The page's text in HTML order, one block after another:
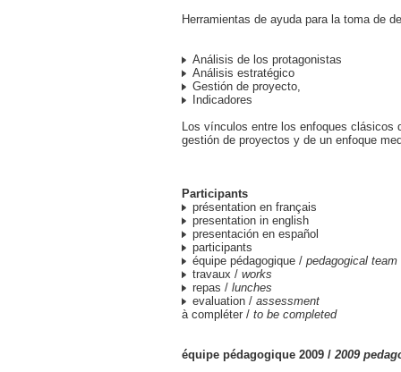
Herramientas de ayuda para la toma de
Análisis de los protagonistas
Análisis estratégico
Gestión de proyecto,
Indicadores
Los vínculos entre los enfoques clásicos
gestión de proyectos y de un enfoque
Participants
présentation en français
presentation in english
presentación en español
participants
équipe pédagogique / pedagogical team
travaux / works
repas / lunches
evaluation / assessment
à compléter / to be completed
équipe pédagogique 2009 /2009